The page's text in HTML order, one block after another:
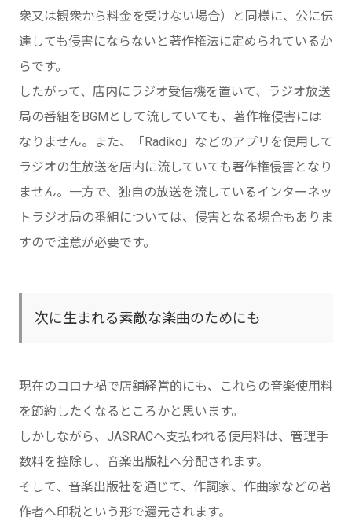
衆又は観衆から料金を受けない場合）と同様に、公に伝
達しても侵害にならないと著作権法に定められているか
らです。
したがって、店内にラジオ受信機を置いて、ラジオ放送
局の番組をBGMとして流していても、著作権侵害には
なりません。また、「Radiko」などのアプリを使用して
ラジオの生放送を店内に流していても著作権侵害となり
ません。一方で、独自の放送を流しているインターネッ
トラジオ局の番組については、侵害となる場合もありま
すので注意が必要です。
次に生まれる素敵な楽曲のためにも
現在のコロナ禍で店舗経営的にも、これらの音楽使用料
を節約したくなるところかと思います。
しかしながら、JASRACへ支払われる使用料は、管理手
数料を控除し、音楽出版社へ分配されます。
そして、音楽出版社を通じて、作詞家、作曲家などの著
作者へ印税という形で還元されます。